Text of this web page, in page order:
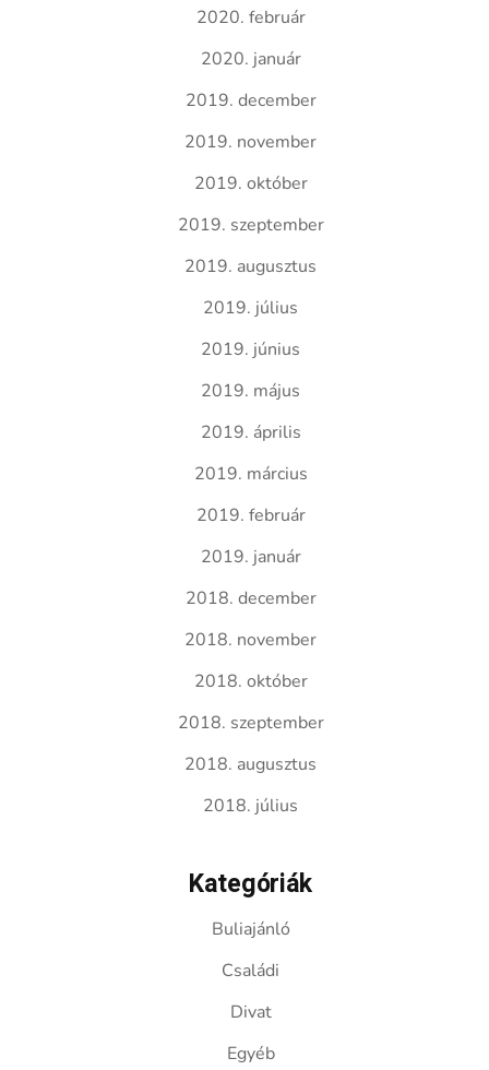
2020. február
2020. január
2019. december
2019. november
2019. október
2019. szeptember
2019. augusztus
2019. július
2019. június
2019. május
2019. április
2019. március
2019. február
2019. január
2018. december
2018. november
2018. október
2018. szeptember
2018. augusztus
2018. július
Kategóriák
Buliajánló
Családi
Divat
Egyéb